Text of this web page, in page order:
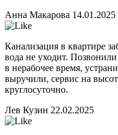
Анна Макарова 14.01.2025
Канализация в квартире
вода не уходит.
в нерабочее время,
выручили, сервис на
круглосуточно.
Лев Кузин 22.02.2025